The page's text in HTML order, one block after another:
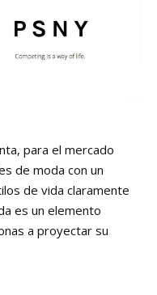
para el mercado
de moda con un
de vida claramente
es un elemento
a proyectar su